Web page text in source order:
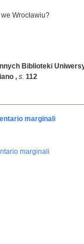
Wrocławiu?
Biblioteki
, s. 112
marginali
marginali